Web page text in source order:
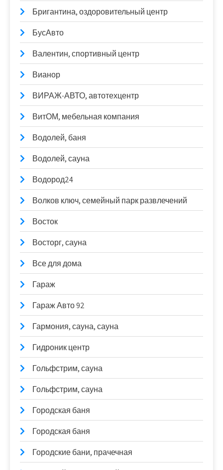
Бригантина, оздоровительный центр
БусАвто
Валентин, спортивный центр
Вианор
ВИРАЖ-АВТО, автотехцентр
ВитОМ, мебельная компания
Водолей, баня
Водолей, сауна
Водород24
Волков ключ, семейный парк развлечений
Восток
Восторг, сауна
Все для дома
Гараж
Гараж Авто 92
Гармония, сауна, сауна
Гидроник центр
Гольфстрим, сауна
Гольфстрим, сауна
Городская баня
Городская баня
Городские бани, прачечная